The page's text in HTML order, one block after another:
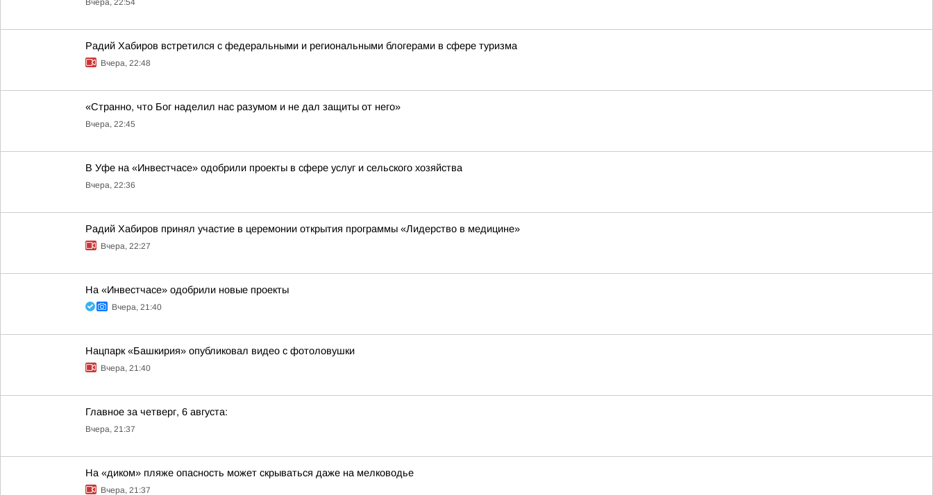
Вчера, 22:54
Радий Хабиров встретился с федеральными и региональными блогерами в сфере туризма
Вчера, 22:48
«Странно, что Бог наделил нас разумом и не дал защиты от него»
Вчера, 22:45
В Уфе на «Инвестчасе» одобрили проекты в сфере услуг и сельского хозяйства
Вчера, 22:36
Радий Хабиров принял участие в церемонии открытия программы «Лидерство в медицине»
Вчера, 22:27
На «Инвестчасе» одобрили новые проекты
Вчера, 21:40
Нацпарк «Башкирия» опубликовал видео с фотоловушки
Вчера, 21:40
Главное за четверг, 6 августа:
Вчера, 21:37
На «диком» пляже опасность может скрываться даже на мелководье
Вчера, 21:37